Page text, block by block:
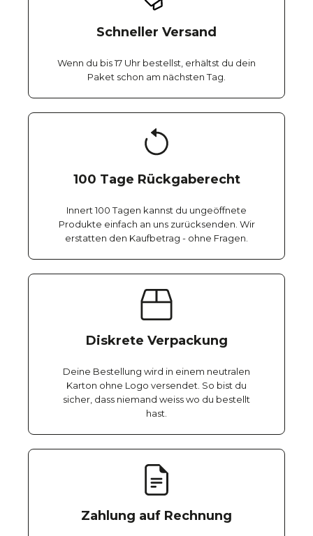
Schneller Versand
Wenn du bis 17 Uhr bestellst, erhältst du dein
Paket schon am nächsten Tag.
100 Tage Rückgaberecht
Innert 100 Tagen kannst du ungeöffnete
Produkte einfach an uns zurücksenden. Wir
erstatten den Kaufbetrag - ohne Fragen.
Diskrete Verpackung
Deine Bestellung wird in einem neutralen
Karton ohne Logo versendet. So bist du
sicher, dass niemand weiss wo du bestellt
hast.
Zahlung auf Rechnung